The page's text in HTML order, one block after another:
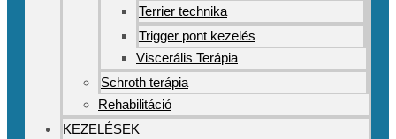
Terrier technika
Trigger pont kezelés
Viscerális Terápia
Schroth terápia
Rehabilitáció
KEZELÉSEK